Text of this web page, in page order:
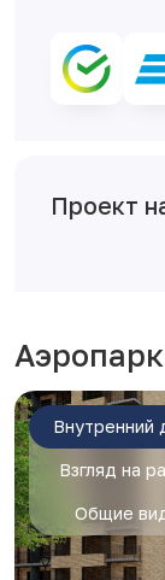
Проект
Внутренний
Взгляд на
Общие